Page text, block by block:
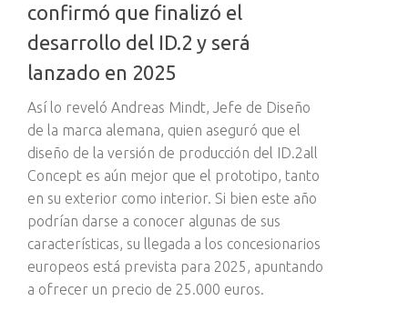
confirmó que finalizó el
desarrollo del ID.2 y será
lanzado en 2025
Así lo reveló Andreas Mindt, Jefe de Diseño
de la marca alemana, quien aseguró que el
diseño de la versión de producción del ID.2all
Concept es aún mejor que el prototipo, tanto
en su exterior como interior. Si bien este año
podrían darse a conocer algunas de sus
características, su llegada a los concesionarios
europeos está prevista para 2025, apuntando
a ofrecer un precio de 25.000 euros.